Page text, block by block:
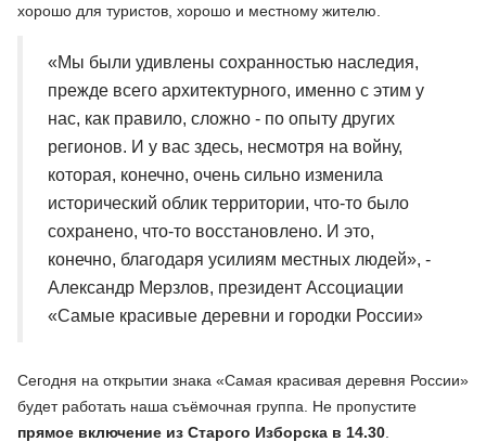
хорошо для туристов, хорошо и местному жителю.
«Мы были удивлены сохранностью наследия,
прежде всего архитектурного, именно с этим у
нас, как правило, сложно - по опыту других
регионов. И у вас здесь, несмотря на войну,
которая, конечно, очень сильно изменила
исторический облик территории, что-то было
сохранено, что-то восстановлено. И это,
конечно, благодаря усилиям местных людей», -
Александр Мерзлов, президент Ассоциации
«Самые красивые деревни и городки России»
Сегодня на открытии знака «Самая красивая деревня России»
будет работать наша съёмочная группа. Не пропустите
прямое включение из Старого Изборска в 14.30